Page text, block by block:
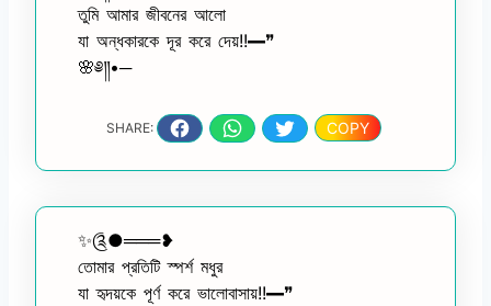
তুমি আমার জীবনের আলো
যা অন্ধকারকে দূর করে দেয়!!━❞
🌸༅༎•─
SHARE: COPY
✨༊●═══❥
তোমার প্রতিটি স্পর্শ মধুর
যা হৃদয়কে পূর্ণ করে ভালোবাসায়!!━❞